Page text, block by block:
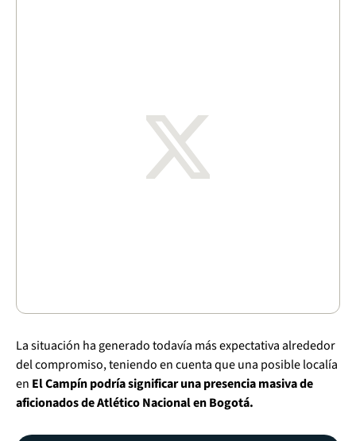
La situación ha generado todavía más expectativa alrededor
del compromiso, teniendo en cuenta que una posible localía
en El Campín podría significar una presencia masiva de
aficionados de Atlético Nacional en Bogotá.